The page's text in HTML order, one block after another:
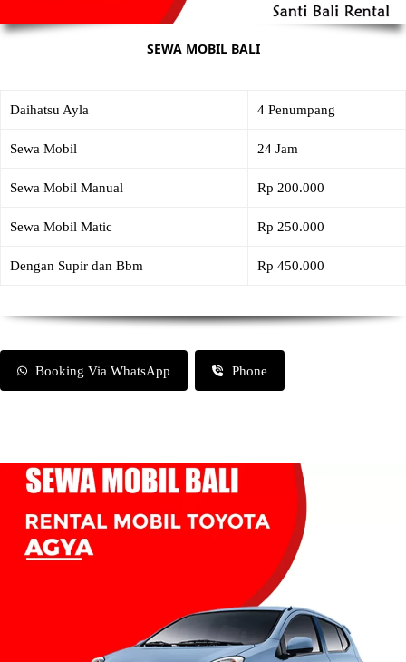
SEWA MOBIL BALI
Daihatsu Ayla 4 Penumpang
Sewa Mobil 24 Jam
Sewa Mobil Manual Rp 200.000
Sewa Mobil Matic Rp 250.000
Dengan Supir dan Bbm Rp 450.000
Booking Via WhatsApp Phone